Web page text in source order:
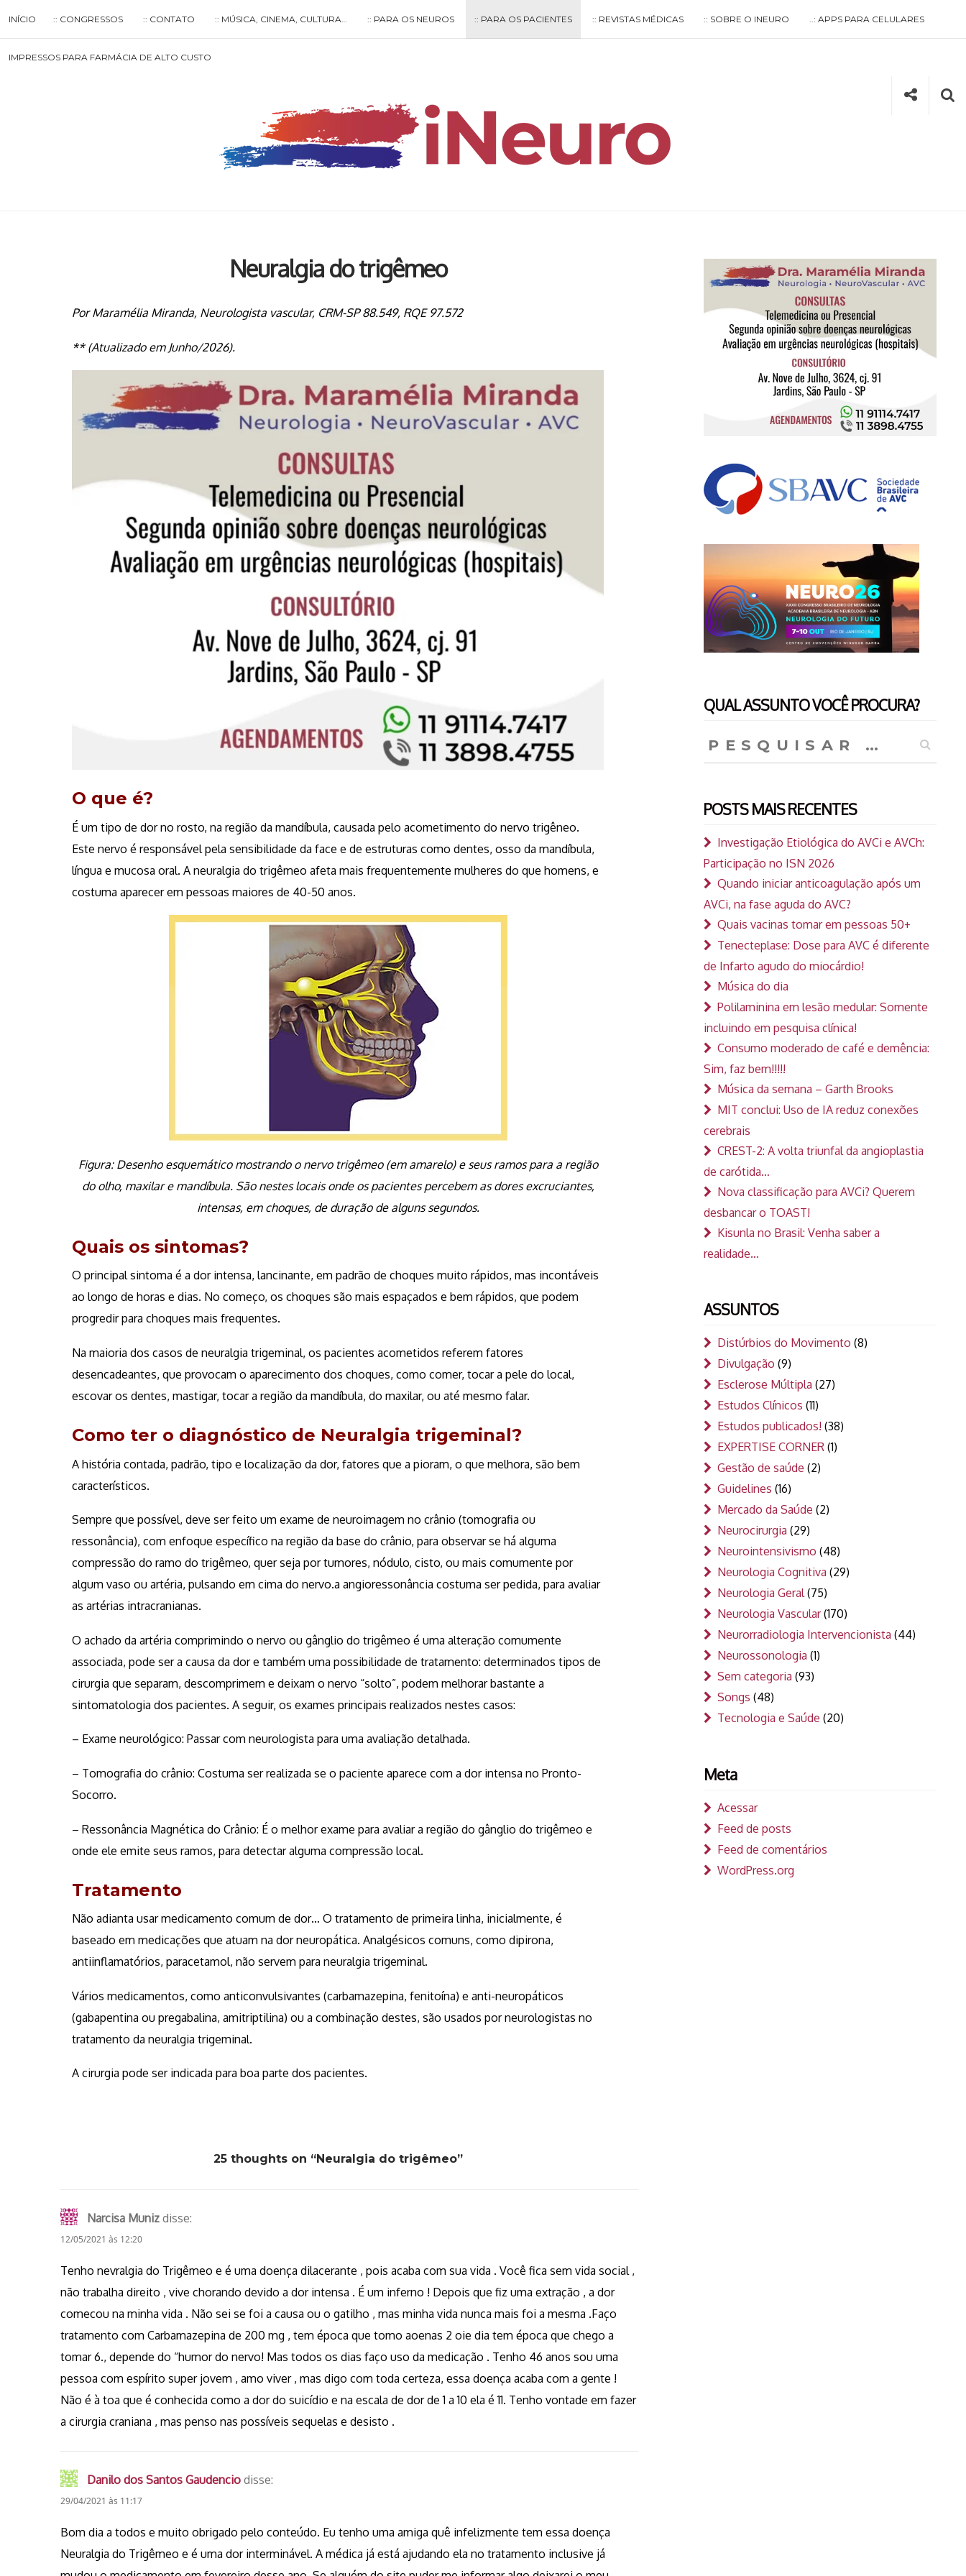
to
content
INÍCIO :: CONGRESSOS :: CONTATO :: MÚSICA, CINEMA, CULTURA… :: PARA OS NEUROS :: PARA OS PACIENTES :: REVISTAS MÉDICAS :: SOBRE O INEURO ..: APPS PARA CELULARES
IMPRESSOS PARA FARMÁCIA DE ALTO CUSTO
for
Type your search keyword, and press enter to search
Social
Neuralgia do trigêmeo
Por Maramélia Miranda, Neurologista vascular, CRM-SP 88.549, RQE 97.572
** (Atualizado em Junho/2026).
O que é?
É um tipo de dor no rosto, na região da mandíbula, causada pelo acometimento do nervo trigêneo.
Este nervo é responsável pela sensibilidade da face e de estruturas como dentes, osso da mandíbula,
língua e mucosa oral. A neuralgia do trigêmeo afeta mais frequentemente mulheres do que homens, e
costuma aparecer em pessoas maiores de 40-50 anos.
Figura: Desenho esquemático mostrando o nervo trigêmeo (em amarelo) e seus ramos para a região
do olho, maxilar e mandíbula. São nestes locais onde os pacientes percebem as dores excruciantes,
intensas, em choques, de duração de alguns segundos.
Quais os sintomas?
O principal sintoma é a dor intensa, lancinante, em padrão de choques muito rápidos, mas incontáveis
ao longo de horas e dias. No começo, os choques são mais espaçados e bem rápidos, que podem
progredirpara choques mais frequentes.
Na maioria dos casos de neuralgia trigeminal, os pacientes acometidos referem fatores
desencadeantes, que provocam o aparecimento dos choques, como comer, tocar a pele do local,
escovar os dentes, mastigar, tocar a região da mandíbula, do maxilar, ou até mesmo falar.
Como ter o diagnóstico de Neuralgia trigeminal?
A história contada, padrão, tipo e localização da dor, fatores que a pioram, o que melhora, são bem
característicos.
Sempre que possível, deve ser feito um exame de neuroimagem no crânio (tomografia ou
ressonância), com enfoque específico na região da base do crânio, para observar se há alguma
compressão do ramo do trigêmeo, quer seja por tumores, nódulo, cisto, ou mais comumente por
algum vaso ou artéria, pulsando em cima do nervo.a angioressonância costuma ser pedida, para avaliar
as artérias intracranianas.
O achado da artéria comprimindo o nervo ou gânglio do trigêmeo é uma alteração comumente
associada, pode ser a causa da dor e também uma possibilidade de tratamento: determinados tipos de
cirurgia que separam, descomprimem e deixam o nervo “solto”, podem melhorar bastante a
sintomatologia dos pacientes. A seguir, os exames principais realizados nestes casos:
– Exame neurológico: Passar com neurologista para uma avaliação detalhada.
– Tomografia do crânio: Costuma ser realizada se o paciente aparece com a dor intensa no Pronto-
Socorro.
– Ressonância Magnética do Crânio: É o melhor exame para avaliar a região do gânglio do trigêmeo e
onde ele emite seus ramos, para detectar alguma compressão local.
Tratamento
Não adianta usar medicamento comum de dor… O tratamento de primeira linha, inicialmente, é
baseado em medicações que atuam na dor neuropática. Analgésicos comuns, como dipirona,
antiinflamatórios, paracetamol, não servem para neuralgia trigeminal.
Vários medicamentos, como anticonvulsivantes (carbamazepina, fenitoína) e anti-neuropáticos
(gabapentina ou pregabalina, amitriptilina) ou a combinação destes, são usados por neurologistas no
tratamento da neuralgia trigeminal.
A cirurgia pode ser indicada para boa parte dos pacientes.
25 thoughts on “Neuralgia do trigêmeo”
Narcisa Muniz disse:
12/05/2021 às 12:20
Tenho nevralgia do Trigêmeo e é uma doença dilacerante , pois acaba com sua vida . Você fica sem vida social ,
não trabalha direito , vive chorando devido a dor intensa . É um inferno ! Depois que fiz uma extração , a dor
comecou na minha vida . Não sei se foi a causa ou o gatilho , mas minha vida nunca mais foi a mesma .Faço
tratamento com Carbamazepina de 200 mg , tem época que tomo aoenas 2 oie dia tem época que chego a
tomar 6., depende do “humor do nervo! Mas todos os dias faço uso da medicação . Tenho 46 anos sou uma
pessoa com espírito super jovem , amo viver , mas digo com toda certeza, essa doença acaba com a gente !
Não é à toa que é conhecida como a dor do suicídio e na escala de dor de 1 a 10 ela é 11. Tenho vontade em fazer
a cirurgia craniana , mas penso nas possíveis sequelas e desisto .
Danilo dos Santos Gaudencio disse:
29/04/2021 às 11:17
Bom dia a todos e muito obrigado pelo conteúdo. Eu tenho uma amiga quê infelizmente tem essa doença
Neuralgia do Trigêmeo e é uma dor interminável. A médica já está ajudando ela no tratamento inclusive já
QUAL ASSUNTO VOCÊ PROCURA?
por:
POSTS MAIS RECENTES
Investigação Etiológica do AVCi e AVCh:
Participação no ISN 2026
Quando iniciar anticoagulação após um
AVCi, na fase aguda do AVC?
Quais vacinas tomar em pessoas 50+
Tenecteplase: Dose para AVC é diferente
de Infarto agudo do miocárdio!
Música do dia
Polilaminina em lesão medular: Somente
incluindo em pesquisa clínica!
Consumo moderado de café e demência:
Sim, faz bem!!!!!
Música da semana – Garth Brooks
MIT conclui: Uso de IA reduz conexões
cerebrais
CREST-2: A volta triunfal da angioplastia
de carótida…
Nova classificação para AVCi? Querem
desbancar o TOAST!
Kisunla no Brasil: Venha saber a
realidade…
ASSUNTOS
Distúrbios do Movimento (8)
Divulgação (9)
Esclerose Múltipla (27)
Estudos Clínicos (11)
Estudos publicados! (38)
EXPERTISE CORNER (1)
Gestão de saúde (2)
Guidelines (16)
Mercado da Saúde (2)
Neurocirurgia (29)
Neurointensivismo (48)
Neurologia Cognitiva (29)
Neurologia Geral(75)
Neurologia Vascular(170)
Neurorradiologia Intervencionista (44)
Neurossonologia (1)
Sem categoria (93)
Songs (48)
Tecnologia e Saúde (20)
Meta
Acessar
Feed de posts
Feed de comentários
WordPress.org